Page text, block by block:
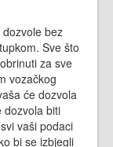
bez
Sve što
za sve
vozačkog
će dozvola
dozvola biti
vaši podaci
bi se izbjegli